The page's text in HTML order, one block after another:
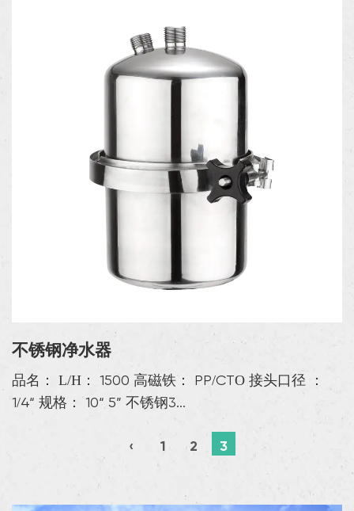
提升了水质的安全性和纯净度，还满足了消费者对健康饮水
的迫切需求。在功能设计上，饮水机通常具备制冷和/或加
热功能，能够根据用户的不同需求提供冷水、热水或常温
需求，无论是炎热夏季的清凉解渴，还是寒冷冬季的温暖饮
品，饮水机都能轻松应对。
不锈钢净水器
品名： L/H： 1500 高磁铁： PP/CTO 接头口径 ：
1/4“ 规格： 10“ 5” 不锈钢3...
‹ 1 2 3